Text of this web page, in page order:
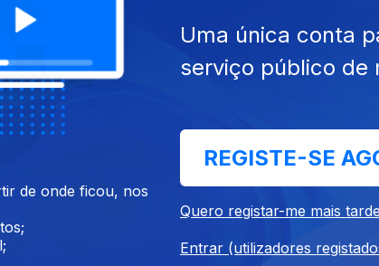
reinventar-se. Falaremos sobre macramé
muitas vezes invisível e silenciosa, marcada por
traz esperança. Falaremos sobre combater a dor.
E Portugal é bem o exemplo disso. Sim, somos o país
de onde ficou, nos
Uma única conta
serviço público de
REGISTE-SE
Quero registar-me mais tarde
Entrar (utilizadores